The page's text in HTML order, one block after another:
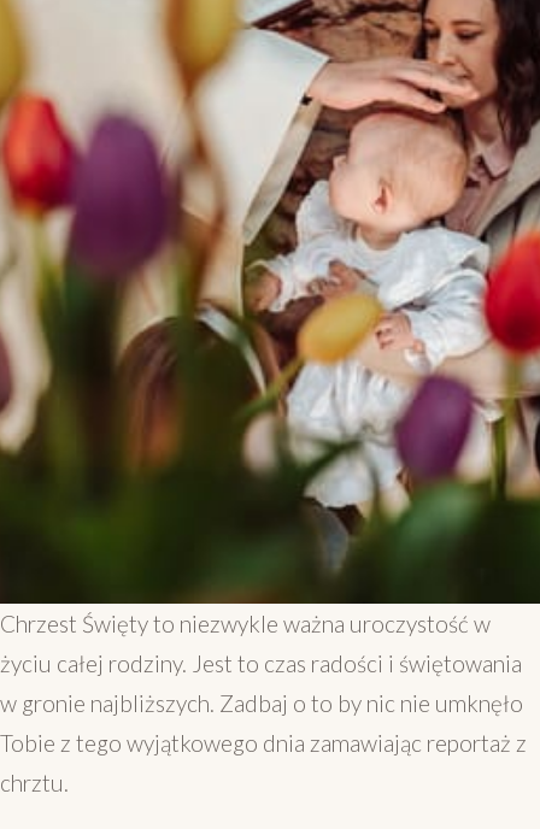
Chrzest Święty to niezwykle ważna uroczystość w
życiu całej rodziny. Jest to czas radości i świętowania
w gronie najbliższych. Zadbaj o to by nic nie umknęło
Tobie z tego wyjątkowego dnia zamawiając reportaż z
chrztu.